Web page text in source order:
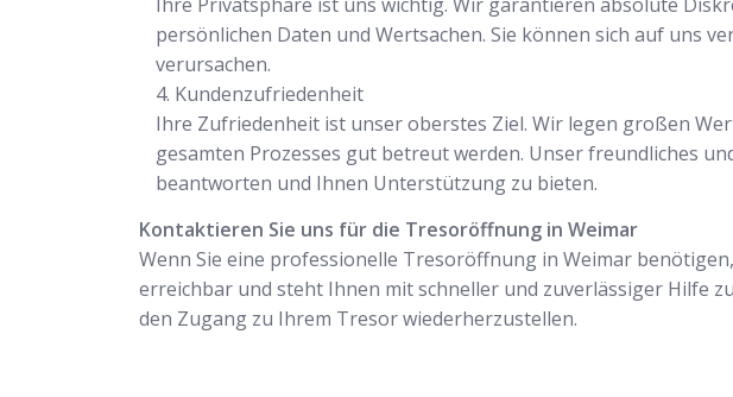
persönlichen Daten und Wertsachen. Sie können sich auf uns
verursachen.
Kundenzufriedenheit
Ihre Zufriedenheit ist unser oberstes Ziel. Wir legen großen
gesamten Prozesses gut betreut werden. Unser freundliches
beantworten und Ihnen Unterstützung zu bieten.
Kontaktieren Sie uns für die Tresoröffnung in Weimar
Wenn Sie eine professionelle Tresoröffnung in Weimar
erreichbar und steht Ihnen mit schneller und zuverlässiger Hilfe
den Zugang zu Ihrem Tresor wiederherzustellen.